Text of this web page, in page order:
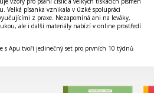
Velká písanka vznikala v úzké spolupráci
z praxe. Nezapomíná ani na leváky,
, ale i další materiály nabízí v online prostředí
s Apu tvoří jedinečný set pro prvních 10 týdnů